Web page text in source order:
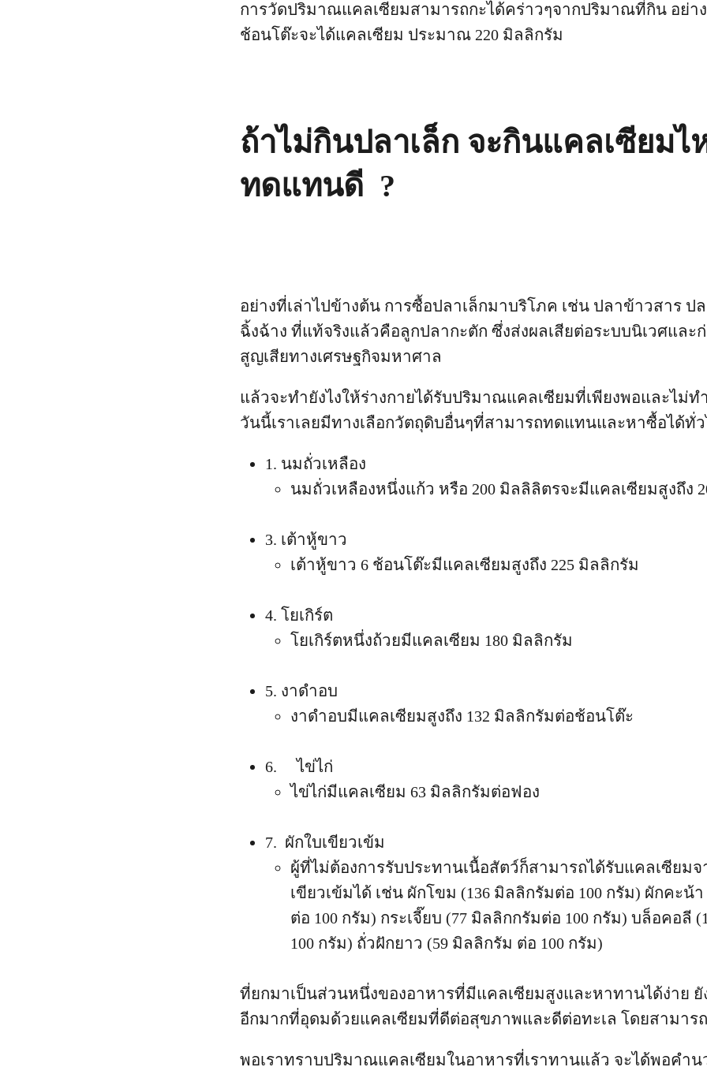
การวัดปริมาณแคลเซียมสามารถกะได้คร่าวๆจากปริมาณที่กิน อย่า
ช้อนโต๊ะจะได้แคลเซียม ประมาณ 220 มิลลิกรัม
ถ้าไม่กินปลาเล็ก จะกินแคลเซียมไ
ทดแทนดี ?
อย่างที่เล่าไปข้างต้น การซื้อปลาเล็กมาบริโภค เช่น ปลาข้าวสาร ป
ฉิ้งฉ้าง ที่แท้จริงแล้วคือลูกปลากะตัก ซึ่งส่งผลเสียต่อระบบนิเวศและ
สูญเสียทางเศรษฐกิจมหาศาล
แล้วจะทำยังไงให้ร่างกายได้รับปริมาณแคลเซียมที่เพียงพอและไม่ท
วันนี้เราเลยมีทางเลือกวัตถุดิบอื่นๆที่สามารถทดแทนและหาซื้อได้ทั่
1. นมถั่วเหลือง
นมถั่วเหลืองหนึ่งแก้ว หรือ 200 มิลลิลิตรจะมีแคลเซียมสูงถึง
3. เต้าหู้ขาว
เต้าหู้ขาว 6 ช้อนโต๊ะมีแคลเซียมสูงถึง 225 มิลลิกรัม
4. โยเกิร์ต
โยเกิร์ตหนึ่งถ้วยมีแคลเซียม 180 มิลลิกรัม
5. งาดำอบ
งาดำอบมีแคลเซียมสูงถึง 132 มิลลิกรัมต่อช้อนโต๊ะ
6. ไข่ไก่
ไข่ไก่มีแคลเซียม 63 มิลลิกรัมต่อฟอง
7. ผักใบเขียวเข้ม
ผู้ที่ไม่ต้องการรับประทานเนื้อสัตว์ก็สามารถได้รับแคลเซียมจ
เขียวเข้มได้ เช่น ผักโขม (136 มิลลิกรัมต่อ 100 กรัม) ผักคะน้
ต่อ 100 กรัม) กระเจี๊ยบ (77 มิลลิกกรัมต่อ 100 กรัม) บล็อคอลี
100 กรัม) ถั่วฝักยาว (59 มิลลิกรัม ต่อ 100 กรัม)
ที่ยกมาเป็นส่วนหนึ่งของอาหารที่มีแคลเซียมสูงและหาทานได้ง่าย ยั
อีกมากที่อุดมด้วยแคลเซียมที่ดีต่อสุขภาพและดีต่อทะเล โดยสามาร
พอเราทราบปริมาณแคลเซียมในอาหารที่เราทานแล้ว จะได้พอคำน